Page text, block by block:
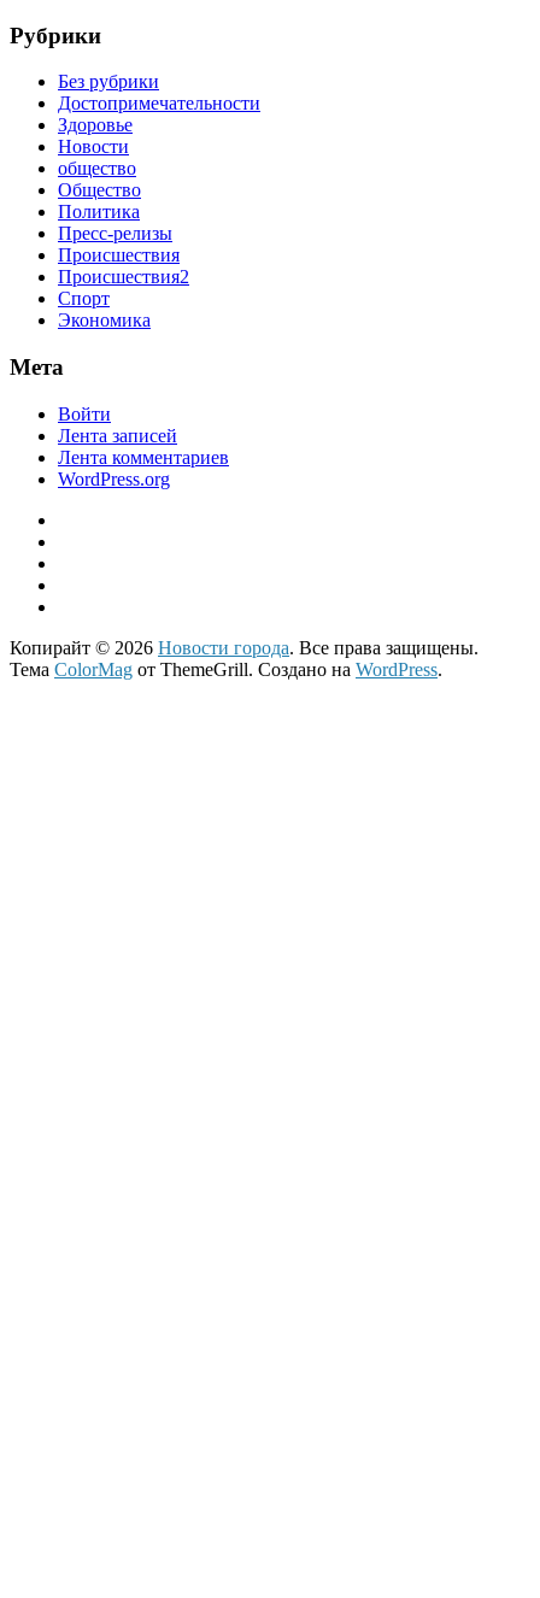
Рубрики
Без рубрики
Достопримечательности
Здоровье
Новости
общество
Общество
Политика
Пресс-релизы
Происшествия
Происшествия2
Спорт
Экономика
Мета
Войти
Лента записей
Лента комментариев
WordPress.org
Копирайт © 2026 Новости города. Все права защищены.
Тема ColorMag от ThemeGrill. Создано на WordPress.